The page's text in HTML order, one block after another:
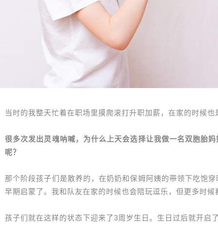
当时的我整天忙着在职场里摸爬滚打升职加薪，在家的时候
很多次发出灵魂呐喊，为什么上天会选择让我做一名双胞胎
呢？
那个阶段孩子们是散养的，在奶奶和保姆阿姨的带领下吃饱
早期启蒙了。我和队友在家的时候也会陪玩逗乐，但更多时
孩子们就在这样的状态下迎来了3周岁生日。生日过后就开启